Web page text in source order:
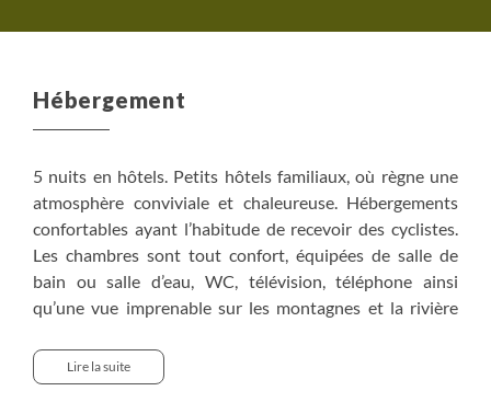
Hébergement
5 nuits en hôtels. Petits hôtels familiaux, où règne une
atmosphère conviviale et chaleureuse. Hébergements
confortables ayant l’habitude de recevoir des cyclistes.
Les chambres sont tout confort, équipées de salle de
bain ou salle d’eau, WC, télévision, téléphone ainsi
qu’une vue imprenable sur les montagnes et la rivière
chambre double, 2 lits séparés ou en chambre
individuelle (sur demande avec supplément et en
Lire la suite